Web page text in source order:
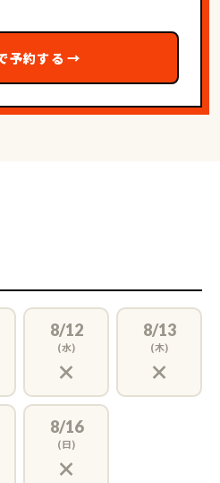
予約する →
8/12
(水)
×
8/13
(木)
×
8/16
(日)
×